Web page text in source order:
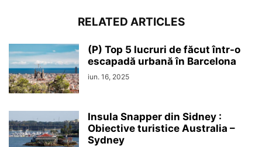
RELATED ARTICLES
(P) Top 5 lucruri de făcut într-o
escapadă urbană în Barcelona
iun. 16, 2025
Insula Snapper din Sidney :
Obiective turistice Australia –
Sydney